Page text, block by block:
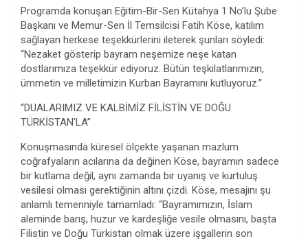
Programda konuşan Eğitim-Bir-Sen Kütahya 1 No’lu Şube
Başkanı ve Memur-Sen İl Temsilcisi Fatih Köse, katılım
sağlayan herkese teşekkürlerini ileterek şunları söyledi:
“Nezaket gösterip bayram neşemize neşe katan
dostlarımıza teşekkür ediyoruz. Bütün teşkilatlarımızın,
ümmetin ve milletimizin Kurban Bayramını kutluyoruz.”
“DUALARIMIZ VE KALBİMİZ FİLİSTİN VE DOĞU
TÜRKİSTAN’LA”
Konuşmasında küresel ölçekte yaşanan mazlum
coğrafyaların acılarına da değinen Köse, bayramın sadece
bir kutlama değil, aynı zamanda bir uyanış ve kurtuluş
vesilesi olması gerektiğinin altını çizdi. Köse, mesajını şu
anlamlı temenniyle tamamladı: “Bayramımızın, İslam
aleminde barış, huzur ve kardeşliğe vesile olmasını, başta
Filistin ve Doğu Türkistan olmak üzere işgallerin son